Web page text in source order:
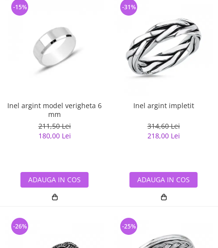
Inel argint model verigheta 6
mm
211,50 Lei
180,00 Lei
-15%
ADAUGA IN COS
Inel argint impletit
314,60 Lei
218,00 Lei
-31%
ADAUGA IN COS
-26% -25%